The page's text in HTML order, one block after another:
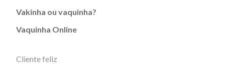
Vakinha ou vaquinha?
Vaquinha Online
Cliente feliz